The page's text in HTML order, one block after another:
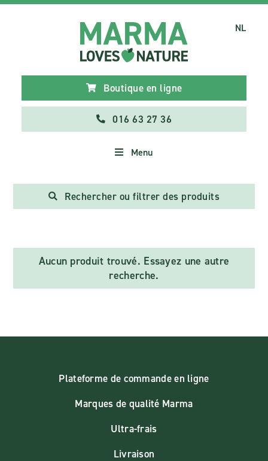
Boutique en ligne
016 63 27 36
Menu
NL
Rechercher ou filtrer des produits
Aucun produit trouvé. Essayez une autre
recherche.
Plateforme de commande en ligne
Marques de qualité Marma
Ultra-frais
Livraison